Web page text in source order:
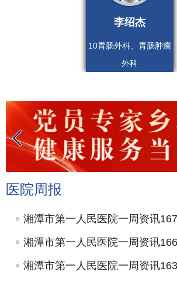
【一医·医者红】“救”在身边|“第一目击者”
2024-01-25
【一医·医者红】走“心”又走“实”|我院开
义诊活动
2023-12-14
医院周报